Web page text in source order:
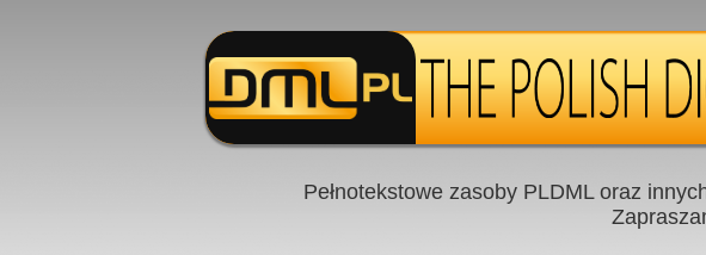
Pełnotekstowe zasoby PLDML oraz